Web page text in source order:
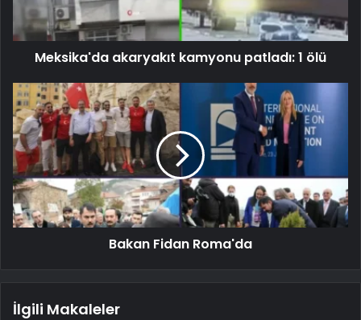
Meksika'da akaryakıt kamyonu patladı: 1 ölü
Bakan Fidan Roma'da
İlgili Makaleler